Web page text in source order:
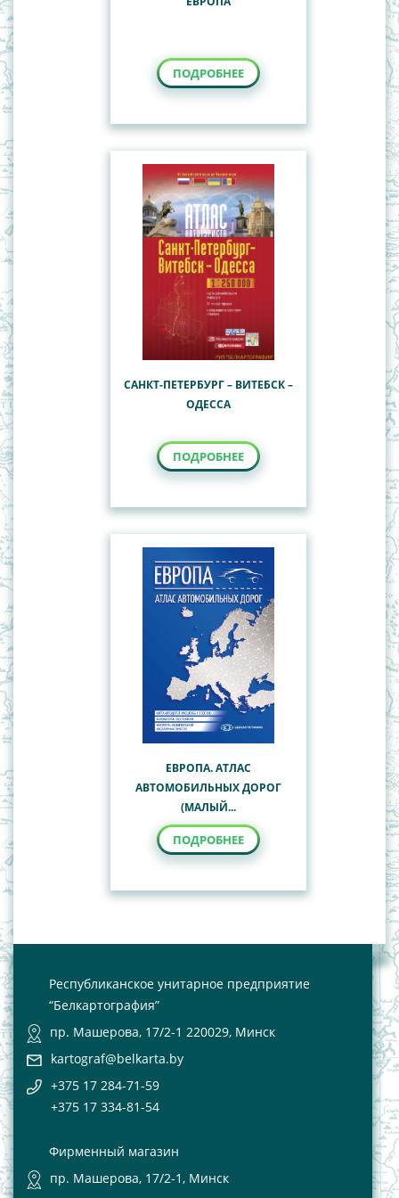
ПОДРОБНЕЕ
САНКТ-ПЕТЕРБУРГ – ВИТЕБСК –
ОДЕССА
ПОДРОБНЕЕ
ЕВРОПА. АТЛАС
АВТОМОБИЛЬНЫХ ДОРОГ
(МАЛЫЙ...
ПОДРОБНЕЕ
Республиканское унитарное предприятие
“Белкартография”
пр. Машерова, 17/2-1 220029, Минск
kartograf@belkarta.by
+375 17 284-71-59
+375 17 334-81-54
Фирменный магазин
пр. Машерова, 17/2-1, Минск